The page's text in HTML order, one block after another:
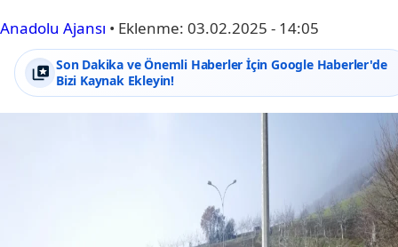
Anadolu Ajansı • Eklenme: 03.02.2025 - 14:05
Son Dakika ve Önemli Haberler İçin Google Haberler'de
Bizi Kaynak Ekleyin!